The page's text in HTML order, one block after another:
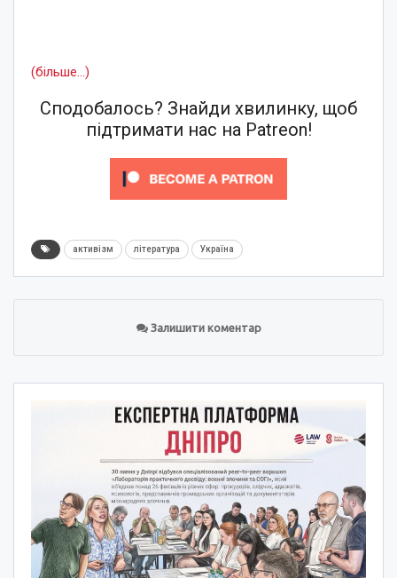
(більше…)
Сподобалось? Знайди хвилинку, щоб
підтримати нас на Patreon!
активізм література Україна
Залишити коментар